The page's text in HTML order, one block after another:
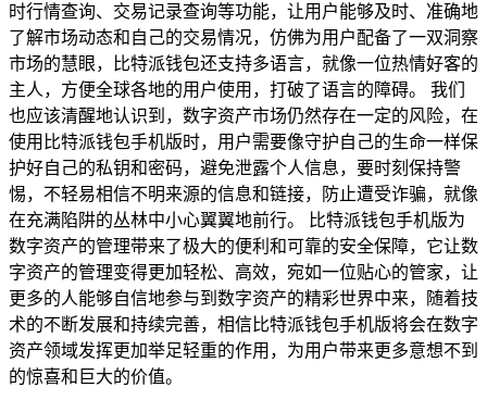
时行情查询、交易记录查询等功能，让用户能够及时、准确地
了解市场动态和自己的交易情况，仿佛为用户配备了一双洞察
市场的慧眼，比特派钱包还支持多语言，就像一位热情好客的
主人，方便全球各地的用户使用，打破了语言的障碍。 我们
也应该清醒地认识到，数字资产市场仍然存在一定的风险，在
使用比特派钱包手机版时，用户需要像守护自己的生命一样保
护好自己的私钥和密码，避免泄露个人信息，要时刻保持警
惕，不轻易相信不明来源的信息和链接，防止遭受诈骗，就像
在充满陷阱的丛林中小心翼翼地前行。 比特派钱包手机版为
数字资产的管理带来了极大的便利和可靠的安全保障，它让数
字资产的管理变得更加轻松、高效，宛如一位贴心的管家，让
更多的人能够自信地参与到数字资产的精彩世界中来，随着技
术的不断发展和持续完善，相信比特派钱包手机版将会在数字
资产领域发挥更加举足轻重的作用，为用户带来更多意想不到
的惊喜和巨大的价值。